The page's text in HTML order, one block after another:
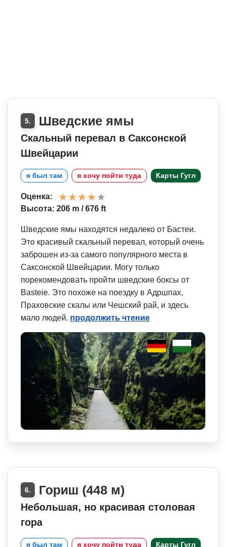
5. Шведские ямы
Скальный перевал в Саксонской
Швейцарии
я был там я хочу пойти туда Карты Гугл
Оценка:
Высота: 206 m / 676 ft
Шведские ямы находятся недалеко от Бастеи.
Это красивый скальный перевал, который очень
заброшен из-за самого популярного места в
Саксонской Швейцарии. Могу только
порекомендовать пройти шведские боксы от
Basteie. Это похоже на поездку в Адршпах,
Праховские скалы или Чешский рай, и здесь
мало людей. продолжить чтение
6. Гориш (448 м)
Небольшая, но красивая столовая
гора
я был там я хочу пойти туда Карты Гугл